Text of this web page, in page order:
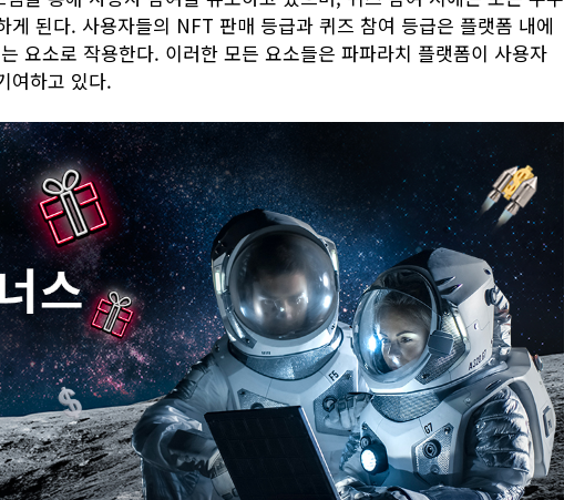
게 된다. 사용자들의 NFT 판매 등급과 퀴즈 참여 등급은 플랫폼 내에
요소로 작용한다. 이러한 모든 요소들은 파파라치 플랫폼이 사용자
여하고 있다.